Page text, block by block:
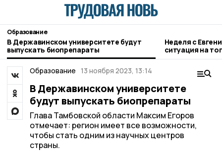
Образование
В Державинском университете будут
выпускать биопрепараты
Неделя с
ситуация на
городе и
Образование 13 ноября 2023, 13:14
В Державинском университете
будут выпускать биопрепараты
Глава Тамбовской области Максим Егоров
отмечает: регион имеет все возможности,
чтобы стать одним из научных центров
страны.